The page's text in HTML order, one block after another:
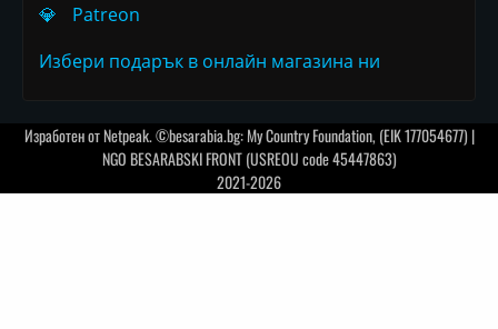
💎
Patreon
Избери подарък в онлайн магазина ни
Изработен отNetpeak. ©besarabia.bg: My Country Foundation, (EIK 177054677) |
NGO BESARABSKI FRONT (USREOU code 45447863)
2021-2026